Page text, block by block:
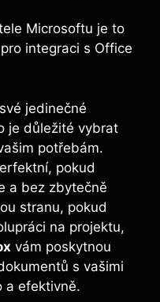
Microsoftu je to‌
integraci ‍s Office
jedinečné
je důležité​ vybrat
potřebám.
pokud
a bez zbytečně
stranu, pokud
na projektu,
vám poskytnou
s vašimi
a efektivně.